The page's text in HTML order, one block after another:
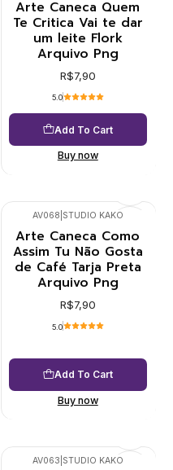
Arte Caneca Quem
Te Critica Vai te dar
um leite Flork
Arquivo Png
R$7,90
5.0
Add To Cart
Buy now
AV068 STUDIO KAKO
Arte Caneca Como
Assim Tu Não Gosta
de Café Tarja Preta
Arquivo Png
R$7,90
5.0
Add To Cart
Buy now
AV063 STUDIO KAKO